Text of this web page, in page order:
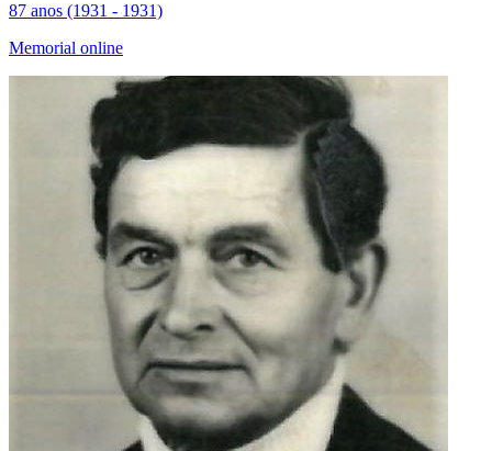
87 anos (1931 - 1931)
Memorial online